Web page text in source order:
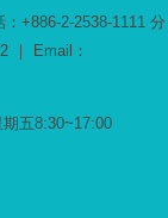
+886-2-2538-1111 分
｜ Email：
五8:30~17:00